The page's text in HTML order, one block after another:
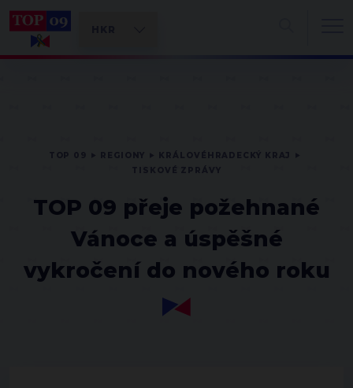
TOP 09 přeje požehnané
Vánoce a úspěšné
vykročení do nového roku